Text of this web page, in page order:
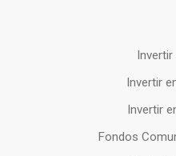
Invertir
Invertir
Fondos